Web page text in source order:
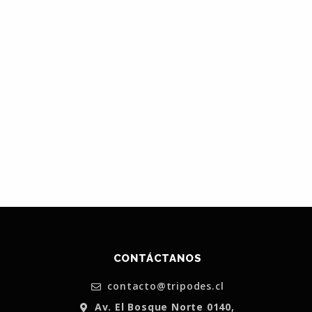
CONTÁCTANOS
contacto@tripodes.cl
Av. El Bosque Norte 0140,